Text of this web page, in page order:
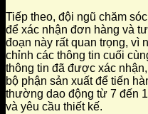
Tiếp theo, đội ngũ chăm
để xác nhận đơn hàng và
đoạn này rất quan trọng, vì
chỉnh các thông tin cuối
thông tin đã được xác
bộ phận sản xuất để tiến
thường dao động từ 7 đến
và yêu cầu thiết kế.